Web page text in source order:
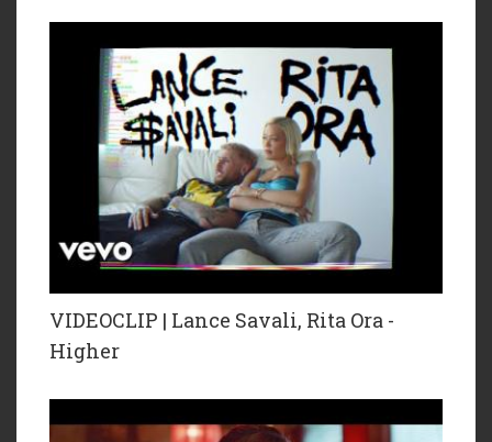
VIDEOCLIP | Lance Savali, Rita Ora -
Higher